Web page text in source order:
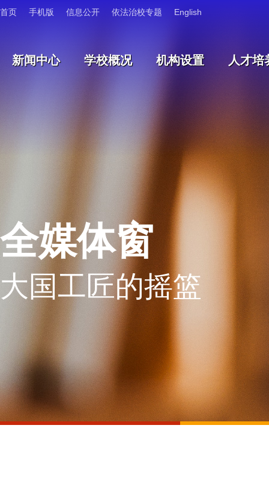
首页 手机版 信息公开 依法治校专题 English
新闻中心 学校概况 机构设置 人才培
全媒体窗
大国工匠的摇篮